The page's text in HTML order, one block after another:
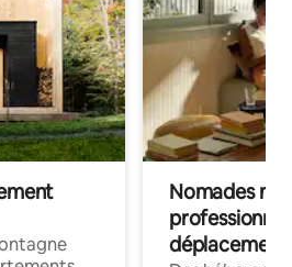
Nomades
déplacement